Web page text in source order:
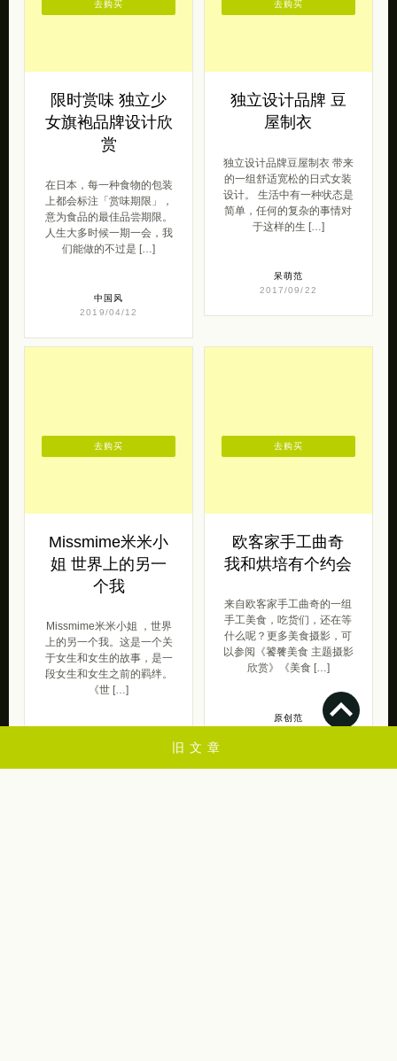
旧文章
限时赏味 独立少
女旗袍品牌设计欣
赏
在日本，每一种食物的包装
上都会标注「赏味期限」，
意为食品的最佳品尝期限。
人生大多时候一期一会，我
们能做的不过是 […]
中国风
2019/04/12
去购买
独立设计品牌 豆
屋制衣
独立设计品牌豆屋制衣 带来
的一组舒适宽松的日式女装
设计。 生活中有一种状态是
简单，任何的复杂的事情对
于这样的生 […]
呆萌范
2017/09/22
去购买
Missmime米米小
姐 世界上的另一
个我
Missmime米米小姐 ，世界
上的另一个我。这是一个关
于女生和女生的故事，是一
段女生和女生之前的羁绊。
《世 […]
去购买
欧客家手工曲奇
我和烘培有个约会
来自欧客家手工曲奇的一组
手工美食，吃货们，还在等
什么呢？更多美食摄影，可
以参阅《饕餮美食 主题摄影
欣赏》《美食 […]
原创范
去购买